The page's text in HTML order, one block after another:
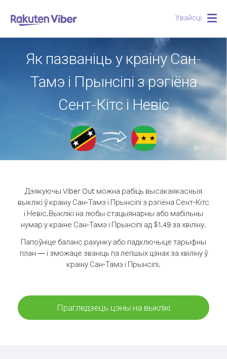
Увайсці
Як пазваніць у краіну Сан-
Тамэ і Прынсіпі з рэгіёна
Сент-Кітс і Невіс
Дзякуючы Viber Out можна рабіць высакаякасныя
выклікі ў краіну Сан-Тамэ і Прынсіпі з рэгіёна Сент-Кітс
і Невіс.Выклікі на любы стацыянарны або мабільны
нумар у краіне Сан-Тамэ і Прынсіпі ад $1.49 за хвіліну.
Папоўніце баланс рахунку або падключыце тарыфны
план — і зможаце званіць па лепшых цэнах за хвіліну ў
краіну Сан-Тамэ і Прынсіпі.
Прагледзець цэны на выклікі